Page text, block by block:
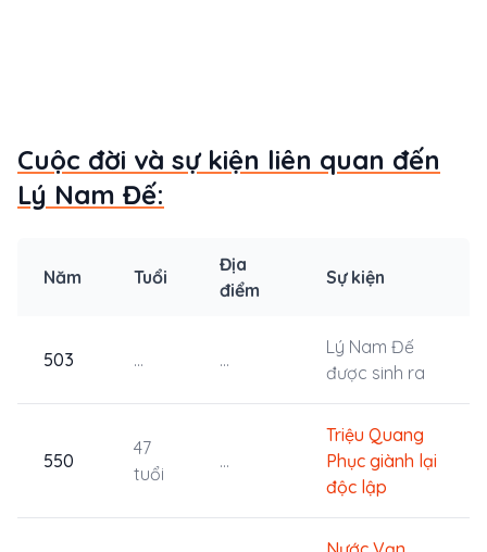
Cuộc đời và sự kiện liên quan đến
Lý Nam Đế:
Năm Tuổi
Địa
điểm
Sự kiện
503 ... ...
Lý Nam Đế
được sinh ra
550
47
tuổi
...
Triệu Quang
Phục giành lại
độc lập